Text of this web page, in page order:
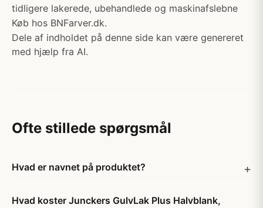
tidligere lakerede, ubehandlede og maskinafslebne
Køb hos BNFarver.dk.
Dele af indholdet på denne side kan være genereret
med hjælp fra AI.
Ofte stillede spørgsmål
Hvad er navnet på produktet?
Hvad koster Junckers GulvLak Plus Halvblank,